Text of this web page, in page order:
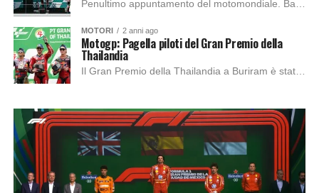
MOTORI 2 anni ago
Motogp: Pagella piloti del Gran Premio della
Thailandia
Il Gran Premio della Thailandia a Buriram è stato caratterizzato da molte cadute, come quella di Marc Marquez, il quale mentre combatteva per la seconda posizione...